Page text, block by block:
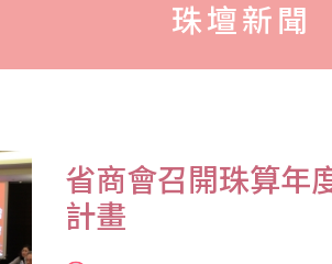
珠壇新聞
省商會召開珠算年
計畫